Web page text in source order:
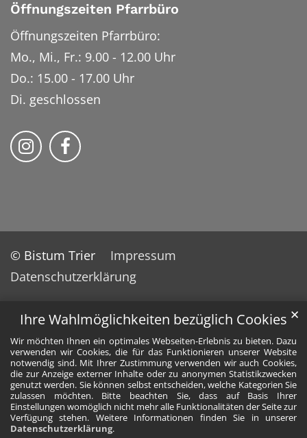
Ihre Wahlmöglichkeiten bezüglich Cookies
Wir möchten Ihnen ein optimales Webseiten-Erlebnis zu bieten. Dazu
verwenden wir Cookies, die für das Funktionieren unserer Website
notwendig sind. Mit Ihrer Zustimmung verwenden wir auch Cookies,
die zur Anzeige externer Inhalte oder zu anonymen Statistikzwecken
genutzt werden. Sie können selbst entscheiden, welche Kategorien Sie
zulassen möchten. Bitte beachten Sie, dass auf Basis Ihrer
Einstellungen womöglich nicht mehr alle Funktionalitäten der Seite zur
Verfügung stehen. Weitere Informationen finden Sie in unserer
Datenschutzerklärung.
✕
Öffnungszeiten Pfarrbüro
Öffnungszeiten Pfarrbüro:
Mo., Mi., Fr.: 9.00 - 12.00 Uhr
Do.: 15.00 - 17.00 Uhr
Di. geschlossen
Bistum Trier auf Instragram
Bistum Trier auf Facebook
© Bistum Trier
Impressum
Datenschutzerklärung